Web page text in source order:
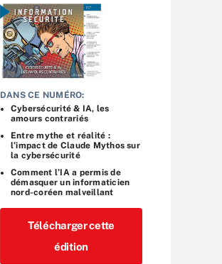
DANS CE NUMÉRO:
Cybersécurité & IA, les
amours contrariés
Entre mythe et réalité :
l’impact de Claude Mythos sur
la cybersécurité
Comment l’IA a permis de
démasquer un informaticien
nord-coréen malveillant
Télécharger cette
édition